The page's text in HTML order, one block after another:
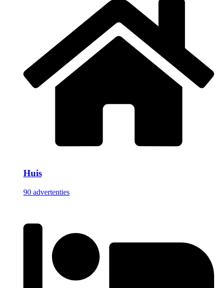
Huis
90 advertenties